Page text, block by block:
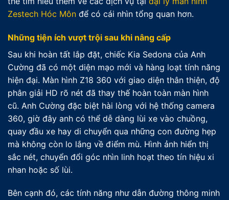
Zestech Hóc Môn để có cái nhìn tổng quan hơn.
Những tiện ích vượt trội sau khi nâng cấp
Sau khi hoàn tất lắp đặt, chiếc Kia Sedona của Anh
Cường đã có một diện mạo mới và hàng loạt tính năng
hiện đại. Màn hình Z18 360 với giao diện thân thiện, độ
phân giải HD rõ nét đã thay thế hoàn toàn màn hình
cũ. Anh Cường đặc biệt hài lòng với hệ thống camera
360, giờ đây anh có thể dễ dàng lùi xe vào chuồng,
quay đầu xe hay di chuyển qua những con đường hẹp
mà không còn lo lắng về điểm mù. Hình ảnh hiển thị
sắc nét, chuyển đổi góc nhìn linh hoạt theo tín hiệu xi
nhan hoặc số lùi.
Bên cạnh đó, các tính năng như dẫn đường thông minh